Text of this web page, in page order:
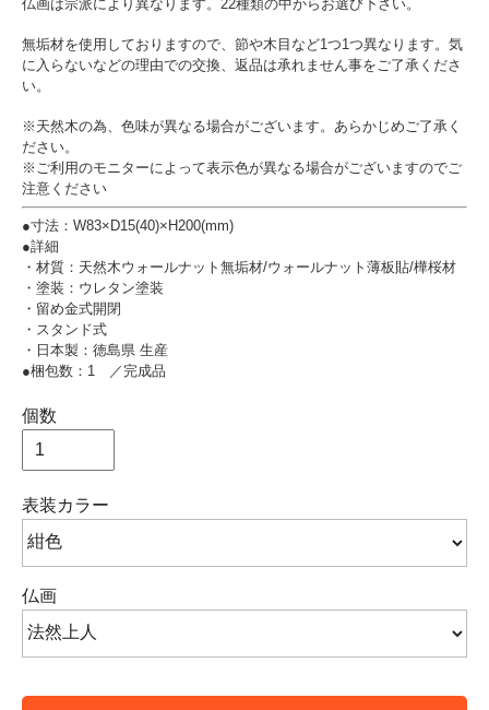
仏画は宗派により異なります。22種類の中からお選び下さい。
無垢材を使用しておりますので、節や木目など1つ1つ異なります。気
に入らないなどの理由での交換、返品は承れません事をご了承くださ
い。
※天然木の為、色味が異なる場合がございます。あらかじめご了承く
ださい。
※ご利用のモニターによって表示色が異なる場合がございますのでご
注意ください
●寸法：W83×D15(40)×H200(mm)
●詳細
・材質：天然木ウォールナット無垢材/ウォールナット薄板貼/樺桜材
・塗装：ウレタン塗装
・留め金式開閉
・スタンド式
・日本製：徳島県 生産
●梱包数：1 ／完成品
個数
表装カラー
仏画